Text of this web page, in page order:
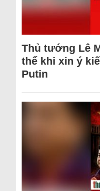
Thủ tướng Lê
thể khi xin ý
Putin